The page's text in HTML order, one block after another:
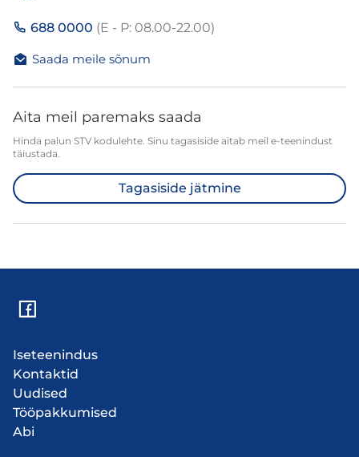
688 0000 (E - P: 08.00-22.00)
Saada meile sõnum
Aita meil paremaks saada
Hinda palun STV kodulehte. Sinu tagasiside aitab meil e-teenindust
täiustada.
Tagasiside jätmine
Iseteenindus
Kontaktid
Uudised
Tööpakkumised
Abi